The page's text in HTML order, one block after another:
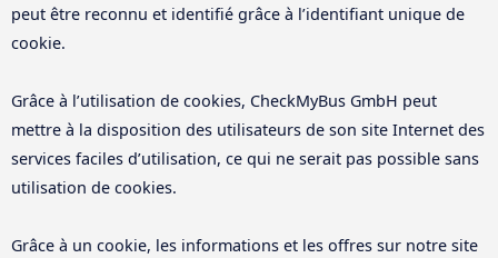
peut être reconnu et identifié grâce à l’identifiant unique de
cookie.
Grâce à l’utilisation de cookies, CheckMyBus GmbH peut
mettre à la disposition des utilisateurs de son site Internet des
services faciles d’utilisation, ce qui ne serait pas possible sans
utilisation de cookies.
Grâce à un cookie, les informations et les offres sur notre site